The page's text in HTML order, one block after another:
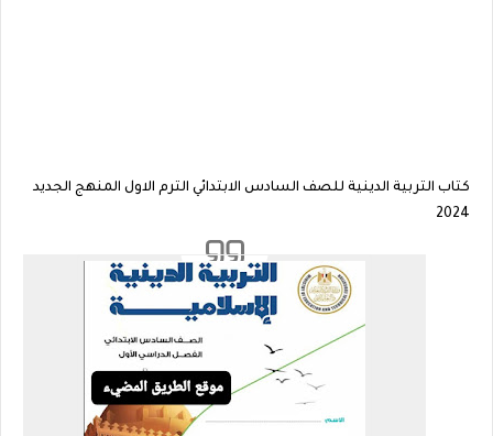
كتاب التربية الدينية للصف السادس الابتدائي الترم الاول المنهج الجديد
2024